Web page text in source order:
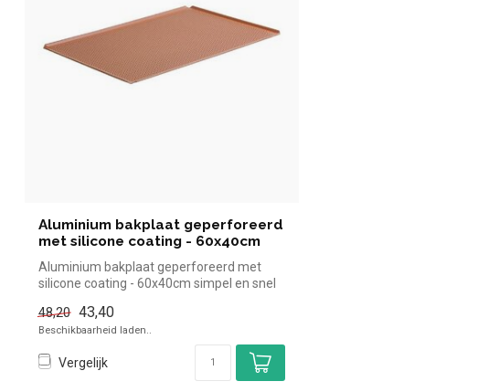
Aluminium bakplaat geperforeerd
met silicone coating - 60x40cm
Aluminium bakplaat geperforeerd met
silicone coating - 60x40cm simpel en snel
48,20 43,40
Beschikbaarheid laden..
Vergelijk